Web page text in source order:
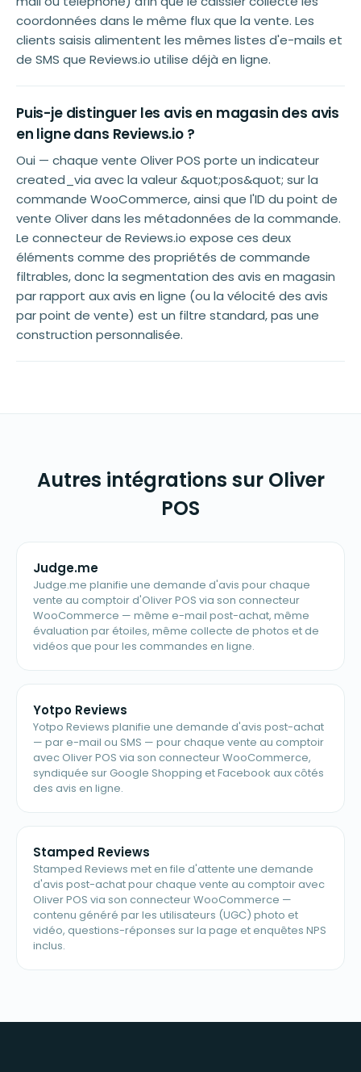
coordonnées dans le même flux que la vente. Les
clients saisis alimentent les mêmes listes d'e-mails et
de SMS que Reviews.io utilise déjà en ligne.
Puis-je distinguer les avis en magasin des avis
en ligne dans Reviews.io ?
Oui — chaque vente Oliver POS porte un indicateur
created_via avec la valeur &quot;pos&quot; sur la
commande WooCommerce, ainsi que l'ID du point de
vente Oliver dans les métadonnées de la commande.
Le connecteur de Reviews.io expose ces deux
éléments comme des propriétés de commande
filtrables, donc la segmentation des avis en magasin
par rapport aux avis en ligne (ou la vélocité des avis
par point de vente) est un filtre standard, pas une
construction personnalisée.
Autres intégrations sur Oliver
POS
Judge.me
Judge.me planifie une demande d'avis pour chaque
vente au comptoir d'Oliver POS via son connecteur
WooCommerce — même e-mail post-achat, même
évaluation par étoiles, même collecte de photos et de
vidéos que pour les commandes en ligne.
Yotpo Reviews
Yotpo Reviews planifie une demande d'avis post-achat
— par e-mail ou SMS — pour chaque vente au comptoir
avec Oliver POS via son connecteur WooCommerce,
syndiquée sur Google Shopping et Facebook aux côtés
des avis en ligne.
Stamped Reviews
Stamped Reviews met en file d'attente une demande
d'avis post-achat pour chaque vente au comptoir avec
Oliver POS via son connecteur WooCommerce —
contenu généré par les utilisateurs (UGC) photo et
vidéo, questions-réponses sur la page et enquêtes NPS
inclus.